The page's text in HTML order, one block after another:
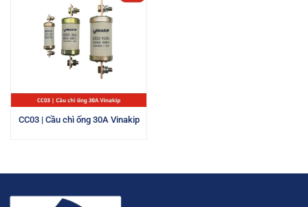
CC03 | Cầu chì ống 30A Vinakip